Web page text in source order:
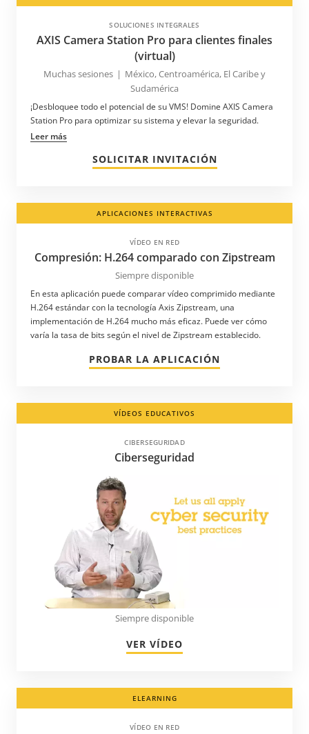
San Cristóbal y Nieves
San Vicente y las Granadinas
Serbia
Singapur
Taiwán
Tayikistán
Trinidad y Tobago
SOLUCIONES INTEGRALES
AXIS Camera Station Pro para clientes finales
(virtual)
Muchas sesiones | México, Centroamérica, El Caribe y
Sudamérica
¡Desbloquee todo el potencial de su VMS! Domine AXIS Camera
Station Pro para optimizar su sistema y elevar la seguridad.
Leer más
SOLICITAR INVITACIÓN
APLICACIONES INTERACTIVAS
VÍDEO EN RED
Compresión: H.264 comparado con Zipstream
Siempre disponible
En esta aplicación puede comparar vídeo comprimido mediante
H.264 estándar con la tecnología Axis Zipstream, una
implementación de H.264 mucho más eficaz. Puede ver cómo
varía la tasa de bits según el nivel de Zipstream establecido.
PROBAR LA APLICACIÓN
VÍDEOS EDUCATIVOS
CIBERSEGURIDAD
Ciberseguridad
Siempre disponible
VER VÍDEO
ELEARNING
VÍDEO EN RED